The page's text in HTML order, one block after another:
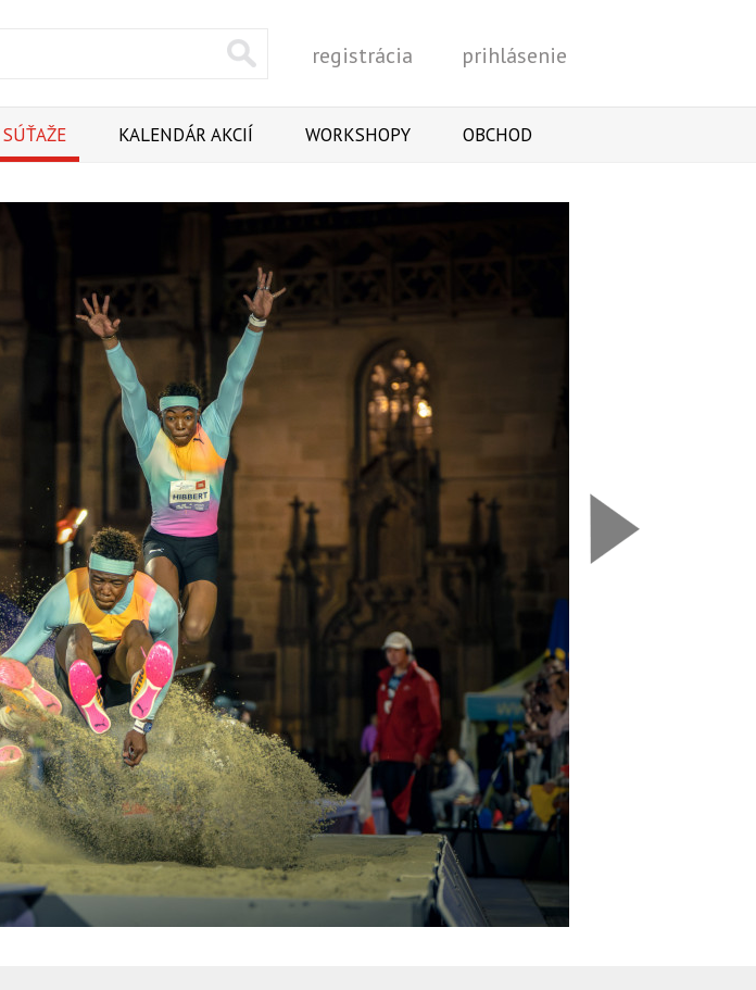
Vyhľadať
registrácia prihlásenie
SÚŤAŽE KALENDÁR AKCIÍ WORKSHOPY OBCHOD